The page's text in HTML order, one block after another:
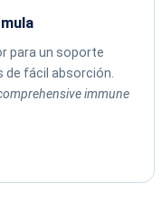
para un soporte
fácil absorción.
immune